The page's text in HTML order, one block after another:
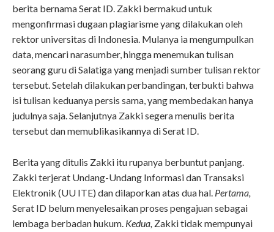
berita bernama Serat ID. Zakki bermakud untuk
mengonfirmasi dugaan plagiarisme yang dilakukan oleh
rektor universitas di Indonesia. Mulanya ia mengumpulkan
data, mencari narasumber, hingga menemukan tulisan
seorang guru di Salatiga yang menjadi sumber tulisan rektor
tersebut. Setelah dilakukan perbandingan, terbukti bahwa
isi tulisan keduanya persis sama, yang membedakan hanya
judulnya saja. Selanjutnya Zakki segera menulis berita
tersebut dan memublikasikannya di Serat ID.
Berita yang ditulis Zakki itu rupanya berbuntut panjang.
Zakki terjerat Undang-Undang Informasi dan Transaksi
Elektronik (UU ITE) dan dilaporkan atas dua hal. Pertama,
Serat ID belum menyelesaikan proses pengajuan sebagai
lembaga berbadan hukum. Kedua, Zakki tidak mempunyai